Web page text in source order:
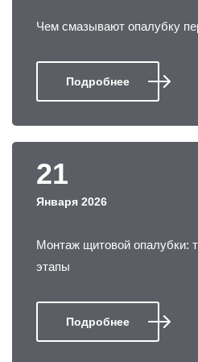
Чем смазывают опалубку
Подробнее
21
Января 2026
Монтаж щитовой опалубки:
этапы
Подробнее